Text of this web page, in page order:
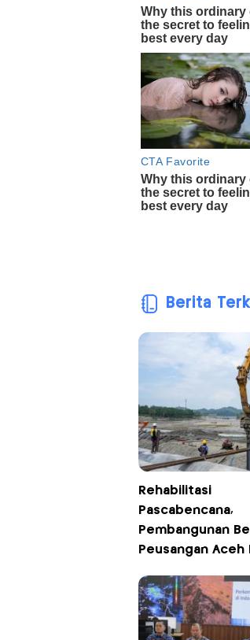
Berita
Rehabilitasi
Pascabencana,
Pembangunan
Peusangan Aceh